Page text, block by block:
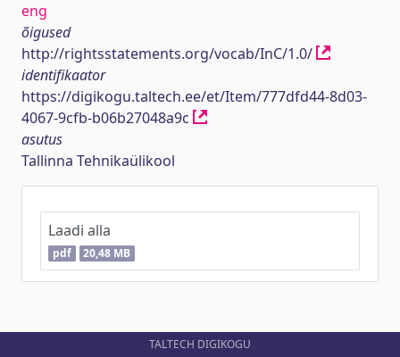
eng
õigused
http://rightsstatements.org/vocab/InC/1.0/
identifikaator
https://digikogu.taltech.ee/et/Item/777dfd44-8d03-
4067-9cfb-b06b27048a9c
asutus
Tallinna Tehnikaülikool
Laadi alla
pdf 20,48 MB
TALTECH DIGIKOGU